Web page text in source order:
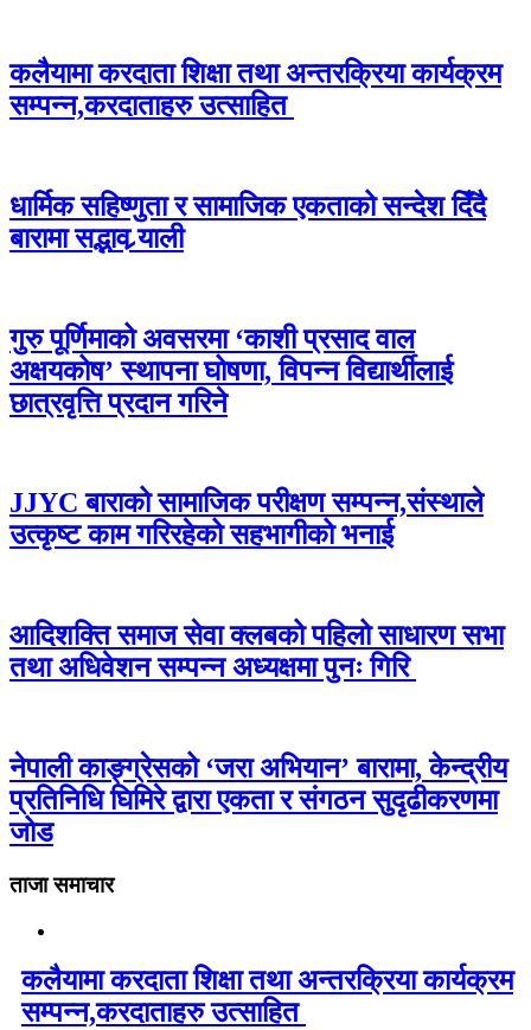
कलैयामा करदाता शिक्षा तथा अन्तरक्रिया कार्यक्रम
सम्पन्न,करदाताहरु उत्साहित
धार्मिक सहिष्णुता र सामाजिक एकताको सन्देश दिँदै
बारामा सद्भाव र्‍याली
गुरु पूर्णिमाको अवसरमा ‘काशी प्रसाद वाल
अक्षयकोष’ स्थापना घोषणा, विपन्न विद्यार्थीलाई
छात्रवृत्ति प्रदान गरिने
JJYC बाराको सामाजिक परीक्षण सम्पन्न,संस्थाले
उत्कृष्ट काम गरिरहेको सहभागीको भनाई
आदिशक्ति समाज सेवा क्लबको पहिलो साधारण सभा
तथा अधिवेशन सम्पन्न अध्यक्षमा पुनः गिरि
नेपाली काङ्ग्रेसको ‘जरा अभियान’ बारामा, केन्द्रीय
प्रतिनिधि घिमिरे द्वारा एकता र संगठन सुदृढीकरणमा
जोड
ताजा समाचार
कलैयामा करदाता शिक्षा तथा अन्तरक्रिया कार्यक्रम
सम्पन्न,करदाताहरु उत्साहित